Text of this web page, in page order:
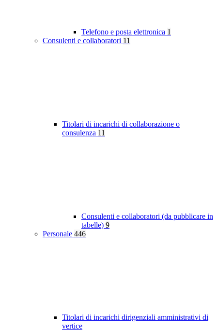
Telefono e posta elettronica 1
Consulenti e collaboratori 11
Titolari di incarichi di collaborazione o
consulenza 11
Consulenti e collaboratori (da pubblicare in
tabelle) 9
Personale 446
Titolari di incarichi dirigenziali amministrativi di
vertice